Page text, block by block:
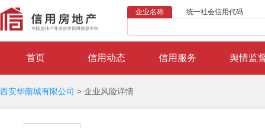
企业名称 统一社会信用代码
首页 信用动态 信用服务 舆情监
西安华南城有限公司 > 企业风险详情